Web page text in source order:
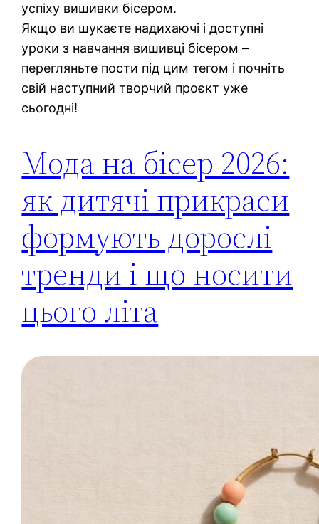
успіху вишивки бісером.
Якщо ви шукаєте надихаючі і доступні
уроки з навчання вишивці бісером –
перегляньте пости під цим тегом і почніть
свій наступний творчий проєкт уже
сьогодні!
Мода на бісер 2026:
як дитячі прикраси
формують дорослі
тренди і що носити
цього літа